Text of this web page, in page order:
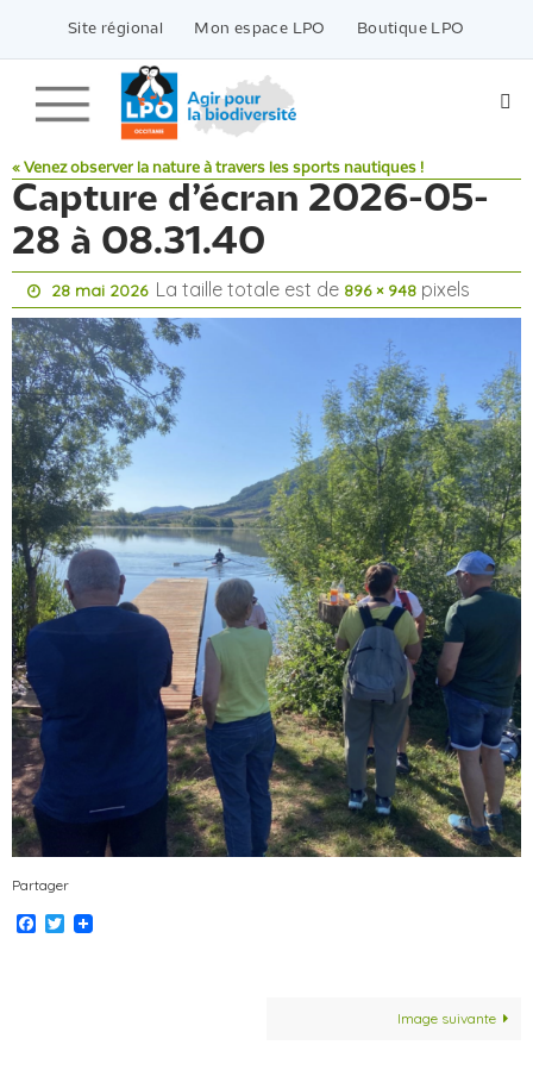
contenu
Site régional Mon espace LPO Boutique LPO
« Venez observer la nature à travers les sports nautiques !
Capture d’écran 2026-05-
28 à 08.31.40
28 mai 2026 La taille totale est de 896 × 948 pixels
Partager
Facebook
Twitter
Image suivante